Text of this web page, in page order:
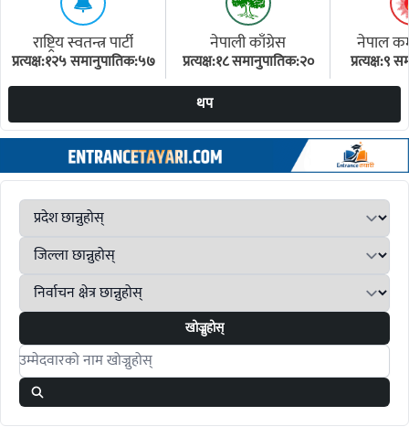
राष्ट्रिय स्वतन्त्र पार्टी
प्रत्यक्ष:१२५ समानुपातिक:५७
नेपाली काँग्रेस
प्रत्यक्ष:१८ समानुपातिक:२०
नेपाल
प्रत्यक्ष:९
थप
खोज्नुहोस्
Search candidates